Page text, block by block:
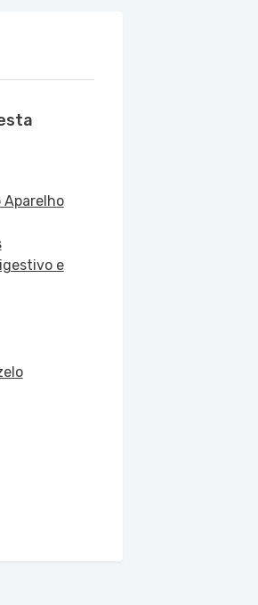
Aparelho
e